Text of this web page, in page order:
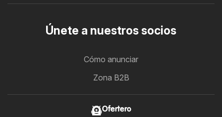
Únete a nuestros socios
Cómo anunciar
Zona B2B
Ofertero